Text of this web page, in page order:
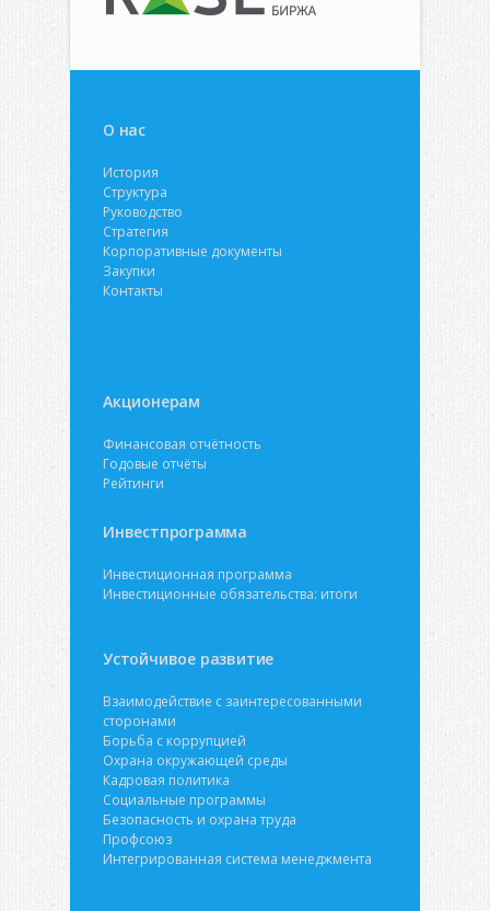
О нас
История
Структура
Руководство
Стратегия
Корпоративные документы
Закупки
Контакты
Акционерам
Финансовая отчётность
Годовые отчёты
Рейтинги
Инвестпрограмма
Инвестиционная программа
Инвестиционные обязательства: итоги
Устойчивое развитие
Взаимодействие с заинтересованными
сторонами
Борьба с коррупцией
Охрана окружающей среды
Кадровая политика
Социальные программы
Безопасность и охрана труда
Профсоюз
Интегрированная система менеджмента